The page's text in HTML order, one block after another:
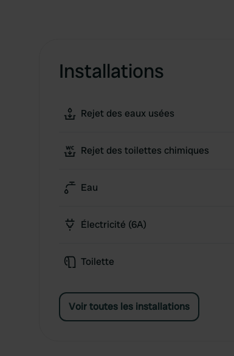
Installations
Rejet des eaux usées
Rejet des toilettes chimiques
Eau
Électricité (6A)
Toilette
Voir toutes les installations